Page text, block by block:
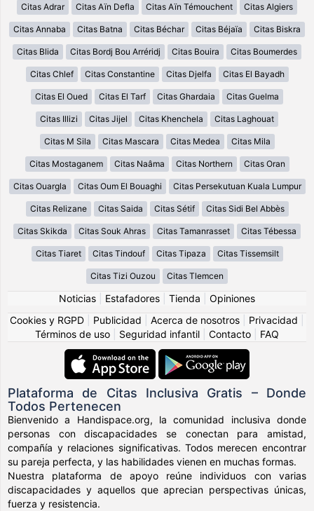
Citas Adrar Citas Aïn Defla Citas Aïn Témouchent Citas Algiers
Citas Annaba Citas Batna Citas Béchar Citas Béjaïa Citas Biskra
Citas Blida Citas Bordj Bou Arréridj Citas Bouira Citas Boumerdes
Citas Chlef Citas Constantine Citas Djelfa Citas El Bayadh
Citas El Oued Citas El Tarf Citas Ghardaia Citas Guelma
Citas Illizi Citas Jijel Citas Khenchela Citas Laghouat
Citas M Sila Citas Mascara Citas Medea Citas Mila
Citas Mostaganem Citas Naâma Citas Northern Citas Oran
Citas Ouargla Citas Oum El Bouaghi Citas Persekutuan Kuala Lumpur
Citas Relizane Citas Saida Citas Sétif Citas Sidi Bel Abbès
Citas Skikda Citas Souk Ahras Citas Tamanrasset Citas Tébessa
Citas Tiaret Citas Tindouf Citas Tipaza Citas Tissemsilt
Citas Tizi Ouzou Citas Tlemcen
Noticias Estafadores Tienda
Opiniones
Cookies y RGPD
Publicidad Acerca de nosotros Privacidad
Términos de uso
Seguridad infantil Contacto FAQ
Plataforma de Citas Inclusiva Gratis – Donde
Todos Pertenecen
Bienvenido a Handispace.org, la comunidad inclusiva donde
personas con discapacidades se conectan para amistad,
compañía y relaciones significativas. Todos merecen encontrar
su pareja perfecta, y las habilidades vienen en muchas formas.
Nuestra plataforma de apoyo reúne individuos con varias
discapacidades y aquellos que aprecian perspectivas únicas,
fuerza y resistencia.